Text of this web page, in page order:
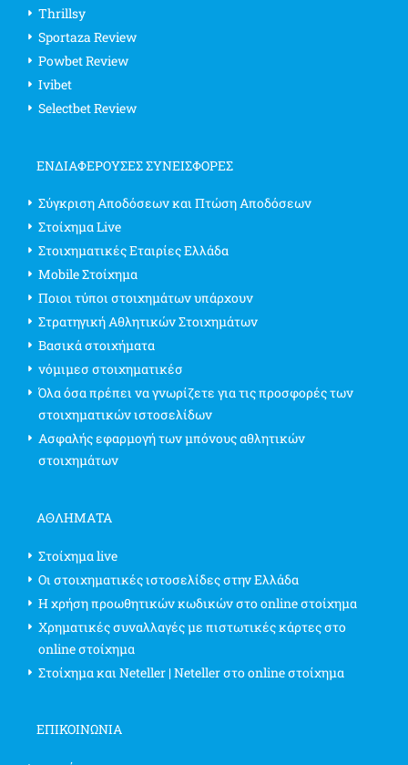
Thrillsy
Sportaza Review
Powbet Review
Ivibet
Selectbet Review
ΕΝΔΙΑΦΈΡΟΥΣΕΣ ΣΥΝΕΙΣΦΟΡΈΣ
Σύγκριση Αποδόσεων και Πτώση Αποδόσεων
Στοίχημα Live
Στοιχηματικές Εταιρίες Ελλάδα
Mobile Στοίχημα
Ποιοι τύποι στοιχημάτων υπάρχουν
Στρατηγική Αθλητικών Στοιχημάτων
Βασικά στοιχήματα
νόμιμεσ στοιχηματικέσ
Όλα όσα πρέπει να γνωρίζετε για τις προσφορές των
στοιχηματικών ιστοσελίδων
Ασφαλής εφαρμογή των μπόνους αθλητικών
στοιχημάτων
ΑΘΛΗΜΑΤΑ
Στοίχημα live
Οι στοιχηματικές ιστοσελίδες στην Ελλάδα
Η χρήση προωθητικών κωδικών στο online στοίχημα
Χρηματικές συναλλαγές με πιστωτικές κάρτες στο
online στοίχημα
Στοίχημα και Neteller | Neteller στο online στοίχημα
ΕΠΙΚΟΙΝΩΝΊΑ